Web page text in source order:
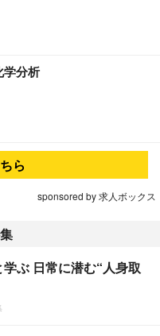
学分析
ら
sponsored by 求人ボックス
ぶ 日常に潜む“人身取